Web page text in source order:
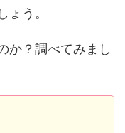
ょう。
か？調べてみまし